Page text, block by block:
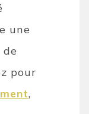
une
pour
,